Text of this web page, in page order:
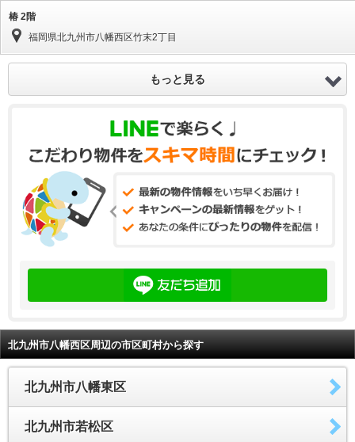
椿 2階
福岡県北九州市八幡西区竹末2丁目
もっと見る
北九州市八幡西区周辺の市区町村から探す
北九州市八幡東区
北九州市若松区